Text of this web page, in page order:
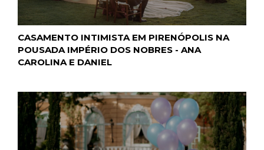
CASAMENTO INTIMISTA EM PIRENÓPOLIS NA
POUSADA IMPÉRIO DOS NOBRES - ANA
CAROLINA E DANIEL